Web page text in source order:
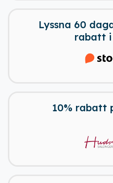
Lyssna 60
rabatt i
10% rabatt